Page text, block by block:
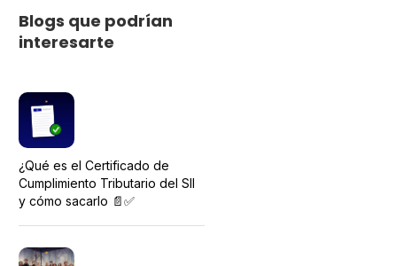
Blogs que podrían
interesarte
¿Qué es el Certificado de
Cumplimiento Tributario del SII
y cómo sacarlo 📄✅